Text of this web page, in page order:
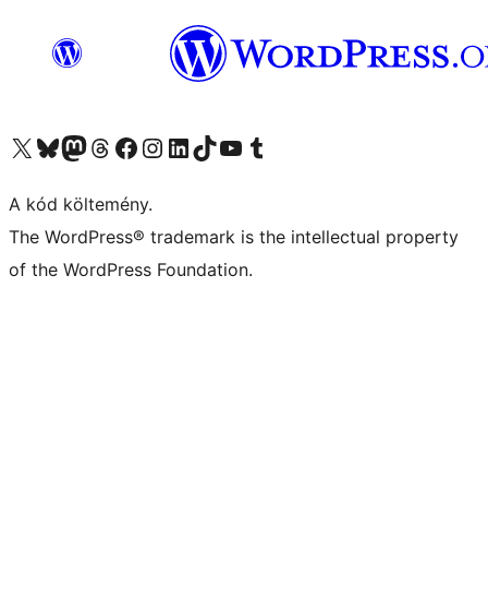
Visit our X (formerly Twitter) account
Visit our Bluesky account
Twitter csatornánk
Visit our Threads account
Facebook oldalunk megtekintése
Visit our Instagram account
Visit our LinkedIn account
Visit our TikTok account
Visit our YouTube channel
Visit our Tumblr account
A kód költemény.
The WordPress® trademark is the intellectual property
of the WordPress Foundation.